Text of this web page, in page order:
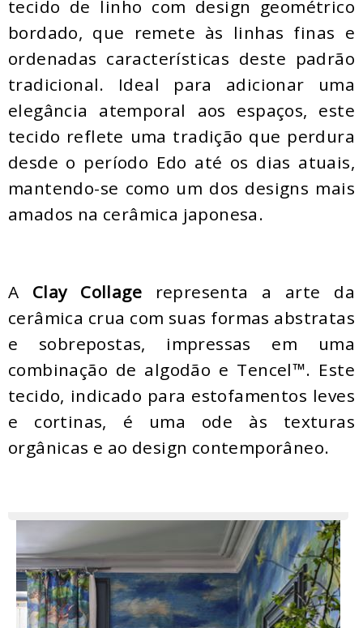
tecido de linho com design geométrico
bordado, que remete às linhas finas e
ordenadas características deste padrão
tradicional. Ideal para adicionar uma
elegância atemporal aos espaços, este
tecido reflete uma tradição que perdura
desde o período Edo até os dias atuais,
mantendo-se como um dos designs mais
amados na cerâmica japonesa.
A Clay Collagerepresenta a arte da
cerâmica crua com suas formas abstratas
e sobrepostas, impressas em uma
combinação de algodão e Tencel™. Este
tecido, indicado para estofamentos leves
e cortinas, é uma ode às texturas
orgânicas e ao design contemporâneo.